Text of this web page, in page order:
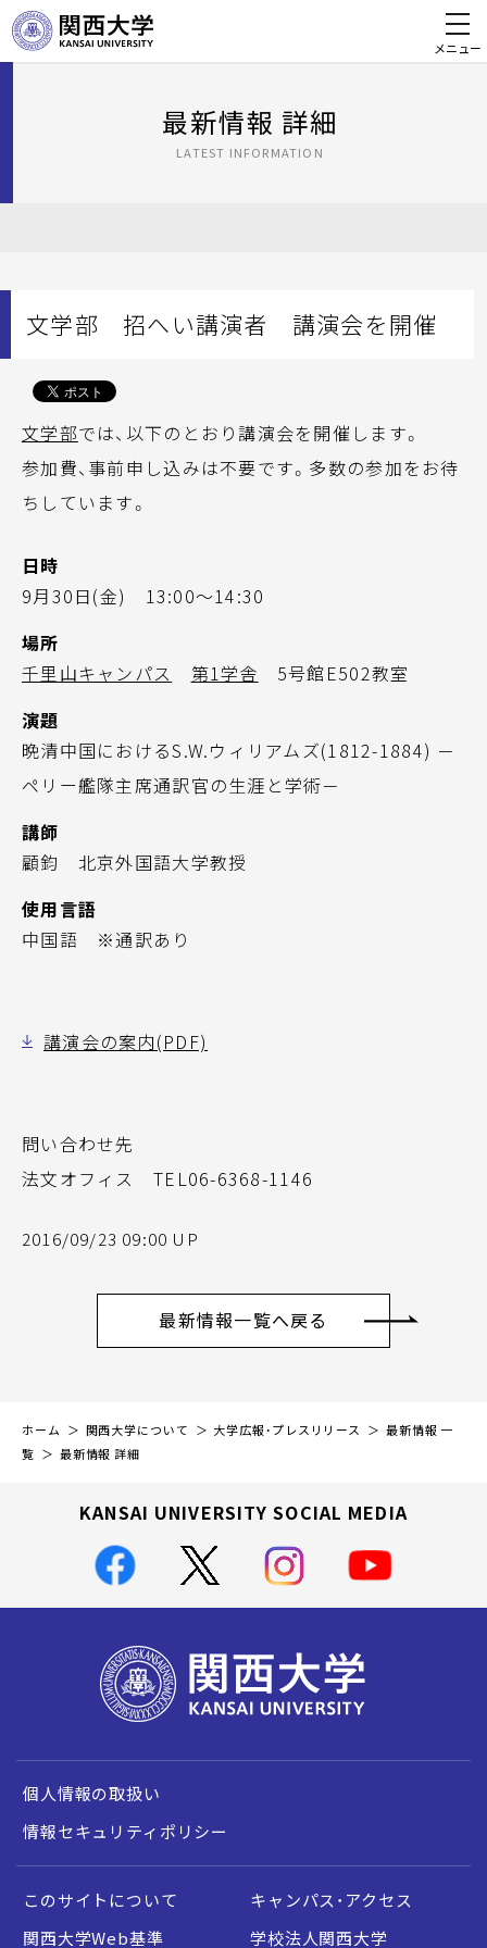
メニュー
最新情報 詳細
LATEST INFORMATION
文学部 招へい講演者 講演会を開催
文学部では、以下のとおり講演会を開催します。
参加費、事前申し込みは不要です。多数の参加をお待
ちしています。
日時
9月30日(金) 13:00～14:30
場所
千里山キャンパス
第1学舎 5号館E502教室
演題
晩清中国におけるS.W.ウィリアムズ(1812-1884) －
ペリー艦隊主席通訳官の生涯と学術－
講師
顧鈞 北京外国語大学教授
使用言語
中国語 ※通訳あり
講演会の案内(PDF)
問い合わせ先
法文オフィス TEL06-6368-1146
2016/09/23 09:00 UP
最新情報一覧へ戻る
ホーム 関西大学について 大学広報・プレスリリース
最新情報 一
覧
最新情報 詳細
KANSAI UNIVERSITY SOCIAL MEDIA
個人情報の取扱い
情報セキュリティポリシー
このサイトについて
キャンパス・アクセス
関西大学Web基準
学校法人関西大学